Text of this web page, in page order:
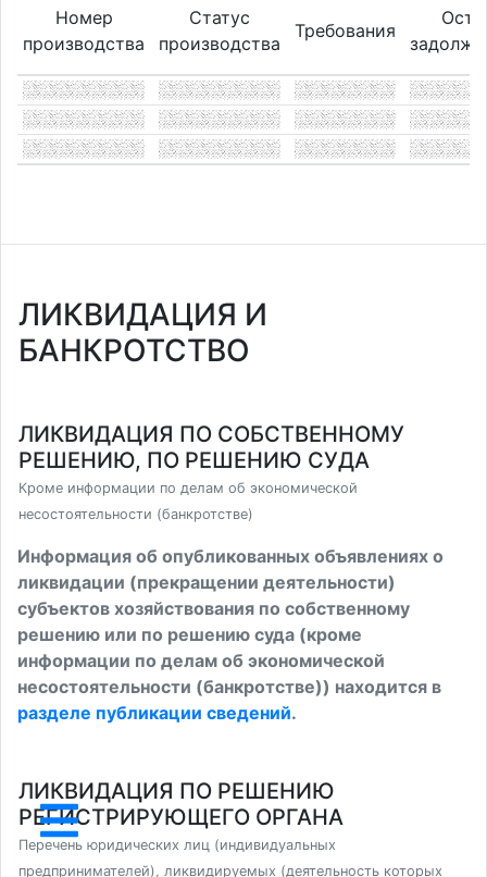
Номер
производства
Статус
производства
Требования
ЛИКВИДАЦИЯ И
БАНКРОТСТВО
ЛИКВИДАЦИЯ ПО СОБСТВЕННОМУ
РЕШЕНИЮ, ПО РЕШЕНИЮ СУДА
Кроме информации по делам об экономической
несостоятельности (банкротстве)
Информация об опубликованных объявлениях о
ликвидации (прекращении деятельности)
субъектов хозяйствования по собственному
решению или по решению суда (кроме
информации по делам об экономической
несостоятельности (банкротстве)) находится в
разделе публикации сведений.
ЛИКВИДАЦИЯ ПО РЕШЕНИЮ
РЕГИСТРИРУЮЩЕГО ОРГАНА
Перечень юридических лиц (индивидуальных
предпринимателей), ликвидируемых (деятельность которых